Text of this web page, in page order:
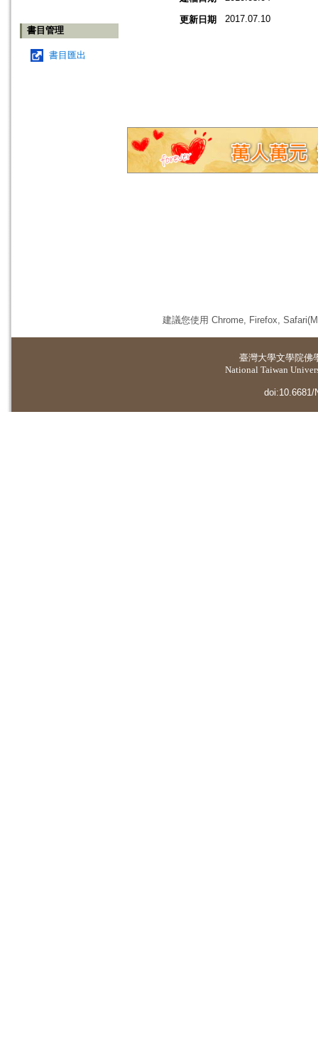
書目管理
書目匯出
更新日期 2017.07.10
建議您使用 Chrome, Firefox,
臺灣大學文學院佛
National Taiwan
doi:10.6681/